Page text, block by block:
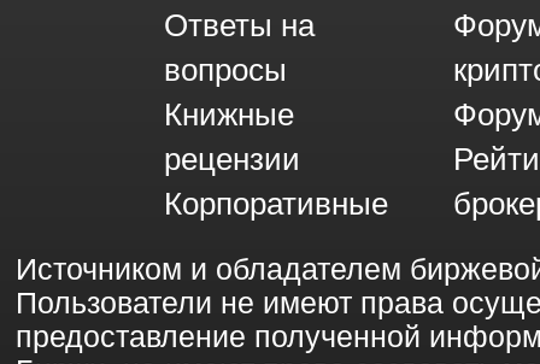
Ответы на
вопросы
Книжные
рецензии
Корпоративные
Источником и обладателем
Пользователи не имеют права
предоставление полученной